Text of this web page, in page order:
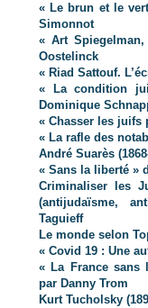
« Le brun et le
Simonnot
« Art
Oostelinck
« Riad Sattouf.
« La condition
Dominique
« Chasser les juifs
« La rafle des
André Suarès
« Sans la liberté »
Criminaliser les
(antijudaïsme,
Taguieff
Le monde selon
« Covid 19 : Une
« La France sans
par Danny Trom
Kurt Tucholsky